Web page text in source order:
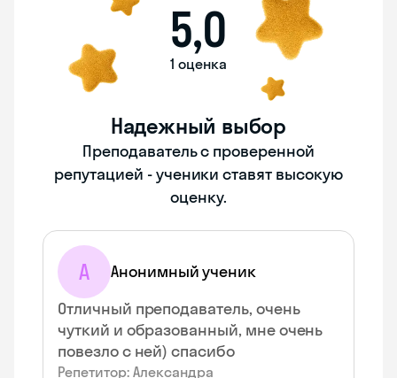
5,0
1 оценка
Надежный выбор
Преподаватель с проверенной
репутацией - ученики ставят высокую
оценку.
А
Анонимный ученик
Отличный преподаватель, очень
чуткий и образованный, мне очень
повезло с ней) спасибо
Репетитор: Александра